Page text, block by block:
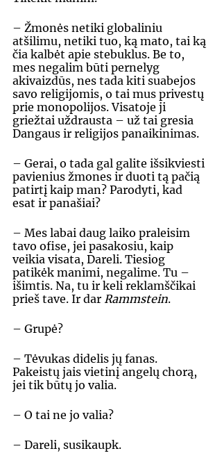
– Žmonės netiki globaliniu
atšilimu, netiki tuo, ką mato, tai ką
čia kalbėt apie stebuklus. Be to,
mes negalim būti pernelyg
akivaizdūs, nes tada kiti suabejos
savo religijomis, o tai mus privestų
prie monopolijos. Visatoje ji
griežtai uždrausta – už tai gresia
Dangaus ir religijos panaikinimas.
– Gerai, o tada gal galite išsikviesti
pavienius žmones ir duoti tą pačią
patirtį kaip man? Parodyti, kad
esat ir panašiai?
– Mes labai daug laiko praleisim
tavo ofise, jei pasakosiu, kaip
veikia visata, Dareli. Tiesiog
patikėk manimi, negalime. Tu –
išimtis. Na, tu ir keli reklamščikai
prieš tave. Ir dar Rammstein.
– Grupė?
– Tėvukas didelis jų fanas.
Pakeistų jais vietinį angelų chorą,
jei tik būtų jo valia.
– O tai ne jo valia?
– Dareli, susikaupk.